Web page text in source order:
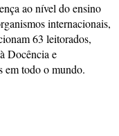
ao nível do ensino
internacionais,
63 leitorados,
Docência e
em todo o mundo.